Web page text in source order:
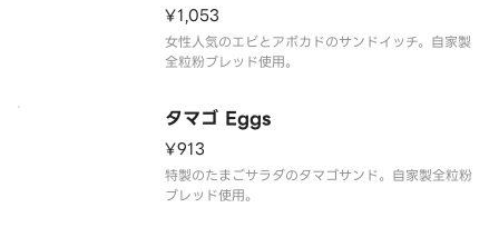
¥1,053
女性人気のエビとアボカドのサンドイッチ。自家製
全粒粉ブレッド使用。
タマゴ Eggs
¥913
特製のたまごサラダのタマゴサンド。自家製全粒粉
ブレッド使用。